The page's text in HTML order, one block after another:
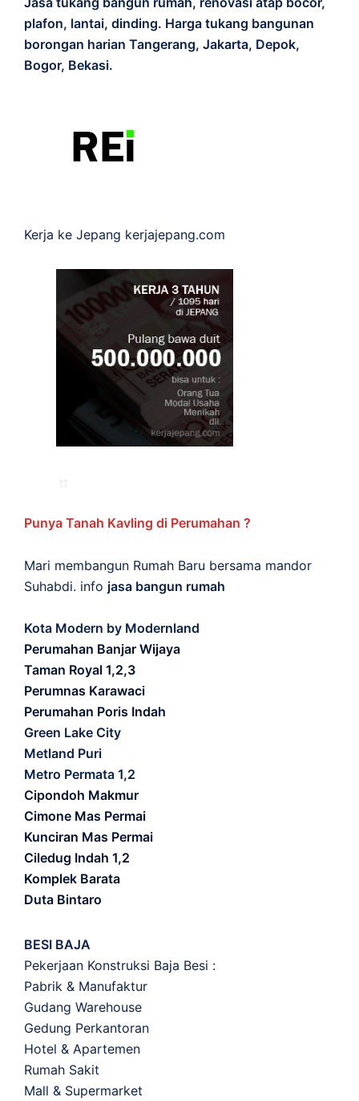
plafon, lantai, dinding. Harga tukang bangunan
borongan harian Tangerang, Jakarta, Depok,
Bogor, Bekasi.
Kerja ke Jepang kerjajepang.com
Punya Tanah Kavling di Perumahan ?
Mari membangun Rumah Baru bersama mandor
Suhabdi. info jasa bangun rumah
Kota Modern by Modernland
Perumahan Banjar Wijaya
Taman Royal 1,2,3
Perumnas Karawaci
Perumahan Poris Indah
Green Lake City
Metland Puri
Metro Permata 1,2
Cipondoh Makmur
Cimone Mas Permai
Kunciran Mas Permai
Ciledug Indah 1,2
Komplek Barata
Duta Bintaro
BESI BAJA
Pekerjaan Konstruksi Baja Besi :
Pabrik & Manufaktur
Gudang Warehouse
Gedung Perkantoran
Hotel & Apartemen
Rumah Sakit
Mall & Supermarket